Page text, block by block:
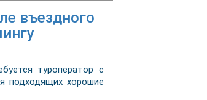
въездного
туроператор с
подходящих хорошие